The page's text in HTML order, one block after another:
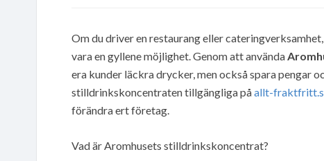
Om du driver en restaurang eller
vara en gyllene möjlighet. Genom att använda
era kunder läckra drycker, men också spara pengar
stilldrinkskoncentraten tillgängliga påallt-
förändra ert företag.
Vad är Aromhusets stilldrinkskoncentrat?